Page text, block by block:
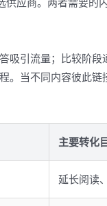
吸引流量；比较阶段
。当不同内容彼此链
主要转化
延长阅读